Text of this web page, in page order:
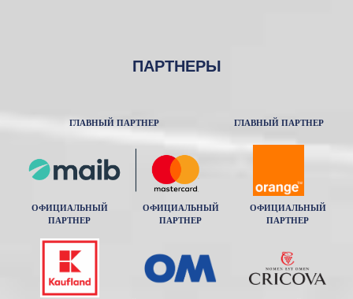
ПАРТНЕРЫ
ГЛАВНЫЙ ПАРТНЕР ГЛАВНЫЙ ПАРТНЕР
ОФИЦИАЛЬНЫЙ
ПАРТНЕР
ОФИЦИАЛЬНЫЙ
ПАРТНЕР
ОФИЦИАЛЬНЫЙ
ПАРТНЕР